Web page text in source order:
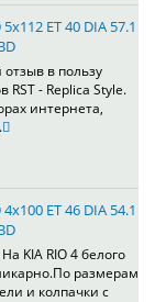
ET 40 DIA 57.1
в пользу
RST - Replica Style.
интернета,
ET 46 DIA 54.1
KIA RIO 4 белого
размерам
и колпачки с